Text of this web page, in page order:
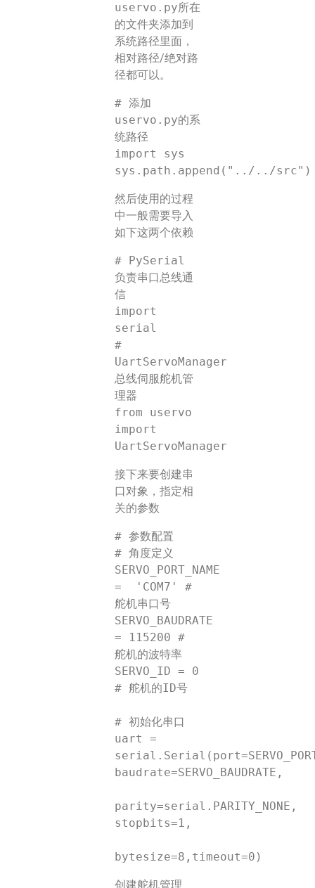
uservo.py所在
的文件夹添加到
系统路径里面，
相对路径/绝对路
径都可以。
# 添加
uservo.py的系
统路径
import sys
然后使用的过程
中一般需要导入
如下这两个依赖
# PySerial
负责串口总线通
信
import
serial
#
UartServoManager
总线伺服舵机管
理器
from uservo
import
接下来要创建串
口对象，指定相
关的参数
# 参数配置
# 角度定义
SERVO_PORT_NAME
=  'COM7' #
舵机串口号
SERVO_BAUDRATE
= 115200 #
舵机的波特率
SERVO_ID = 0
# 舵机的ID号
# 初始化串口
uart =
baudrate=SERVO_BAUDRATE,
parity=serial.PARITY_NONE,
stopbits=1,
创建舵机管理